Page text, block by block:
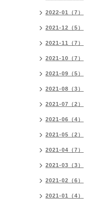
2022-01（7）
2021-12（5）
2021-11（7）
2021-10（7）
2021-09（5）
2021-08（3）
2021-07（2）
2021-06（4）
2021-05（2）
2021-04（7）
2021-03（3）
2021-02（6）
2021-01（4）